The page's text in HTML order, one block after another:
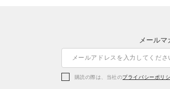
メール
購読の際は、当社のプライバシーポリ